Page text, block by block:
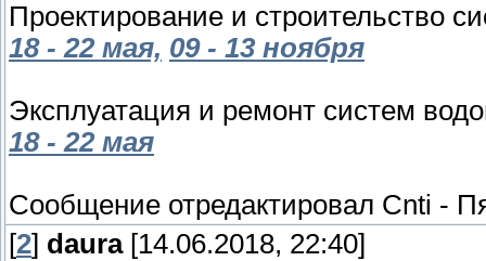
Проектирование и строительство
18 - 22 мая, 09 - 13 ноября
Эксплуатация и ремонт систем
18 - 22 мая
Сообщение отредактировал Cnti -
[2] daura[14.06.2018, 22:40]